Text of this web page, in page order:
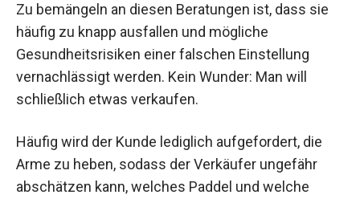
Zu bemängeln an diesen Beratungen ist, dass sie
häufig zu knapp ausfallen und mögliche
Gesundheitsrisiken einer falschen Einstellung
vernachlässigt werden. Kein Wunder: Man will
schließlich etwas verkaufen.
Häufig wird der Kunde lediglich aufgefordert, die
Arme zu heben, sodass der Verkäufer ungefähr
abschätzen kann, welches Paddel und welche